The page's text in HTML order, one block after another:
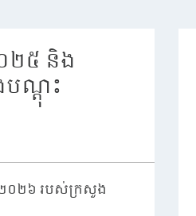
២៥ និង
បណ្តុះ
២០២៦ របស់ក្រសួង